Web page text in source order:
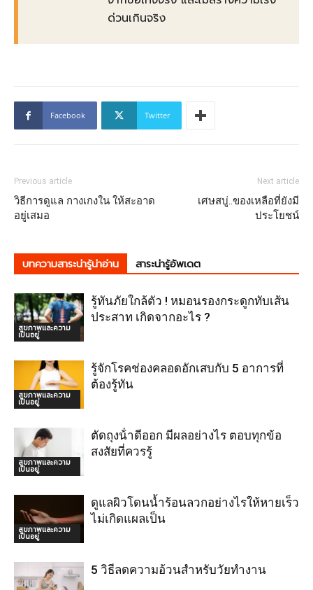
ด่วนเกินจริง
Facebook Twitter
Previous article
วิธีการดูแล กางเกงใน ให้สะอาด
อยู่เสมอ
Next article
เศษสบู่..ของเหลือที่ยังมี
ประโยชน์
บทความสาระน่ารู้น่าอ่าน สาระน่ารู้อัพเดต
สุขภาพและความ
เป็นอยู่
รู้ทันภัยใกล้ตัว ! หมอนรองกระดูกทับเส้น
ประสาท เกิดจากอะไร ?
สุขภาพและความ
เป็นอยู่
รู้จักโรคช่องคลอดอักเสบกับ 5 อาการที่
ต้องรู้ทัน
สุขภาพและความ
เป็นอยู่
ตัดถุงน้ําดีออก มีผลอย่างไร ตอบทุกข้อ
สงสัยที่ควรรู้
สุขภาพและความ
เป็นอยู่
ดูแลผิวโดนน้ำร้อนลวกอย่างไรให้หายเร็ว
ไม่เกิดแผลเป็น
5 วิธีลดความอ้วนสำหรับวัยทำงาน